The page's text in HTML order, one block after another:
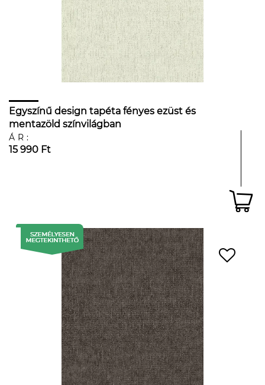
Egyszínű design tapéta fényes ezüst és
mentazöld színvilágban
ÁR:
15 990 Ft